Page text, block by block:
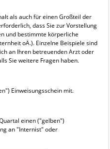
als auch für einen Großteil der
dass Sie zur Vorstellung
und bestimmte körperliche
oÄ.). Einzelne Beispiele sind
an Ihren betreuenden Arzt oder
Sie weitere Fragen haben.
Einweisungsschein mit.
einen ("gelben")
an "Internist" oder